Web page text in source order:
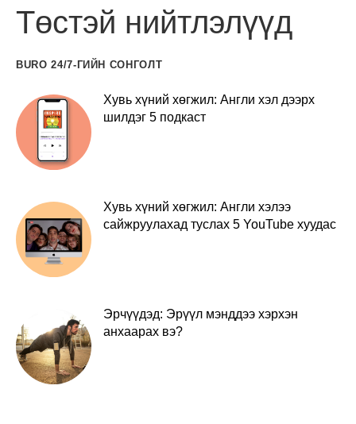
Төстэй нийтлэлүүд
BURO 24/7-ГИЙН СОНГОЛТ
Хувь хүний хөгжил: Англи хэл дээрх
шилдэг 5 подкаст
Хувь хүний хөгжил: Англи хэлээ
сайжруулахад туслах 5 YouTube хуудас
Эрчүүдэд: Эрүүл мэнддээ хэрхэн
анхаарах вэ?